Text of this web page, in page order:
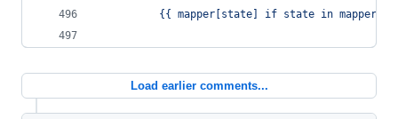
{{ mapper[state] if state in mapper
Load earlier comments...